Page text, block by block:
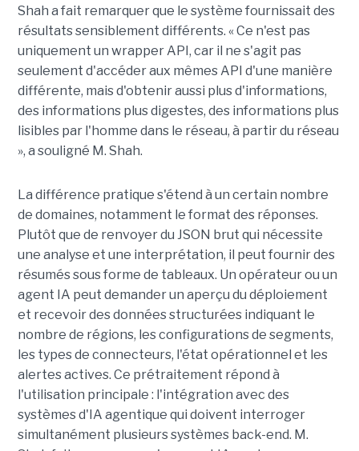
Shah a fait remarquer que le système fournissait des
résultats sensiblement différents. « Ce n'est pas
uniquement un wrapper API, car il ne s'agit pas
seulement d'accéder aux mêmes API d'une manière
différente, mais d'obtenir aussi plus d'informations,
des informations plus digestes, des informations plus
lisibles par l'homme dans le réseau, à partir du réseau
», a souligné M. Shah.
La différence pratique s'étend à un certain nombre
de domaines, notamment le format des réponses.
Plutôt que de renvoyer du JSON brut qui nécessite
une analyse et une interprétation, il peut fournir des
résumés sous forme de tableaux. Un opérateur ou un
agent IA peut demander un aperçu du déploiement
et recevoir des données structurées indiquant le
nombre de régions, les configurations de segments,
les types de connecteurs, l'état opérationnel et les
alertes actives. Ce prétraitement répond à
l'utilisation principale : l'intégration avec des
systèmes d'IA agentique qui doivent interroger
simultanément plusieurs systèmes back-end. M.